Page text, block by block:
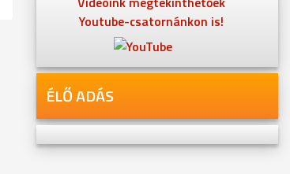
Youtube-csatornánkon is!
ÉLŐ ADÁS